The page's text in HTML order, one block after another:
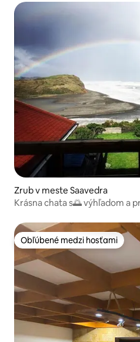
Zrub v meste Saavedra
Krásna chata s🌅 výhľadom a
Obľúbené medzi hosťami
Obľúbené medzi hosťami